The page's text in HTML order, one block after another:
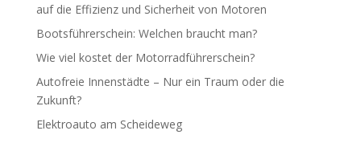
auf die Effizienz und Sicherheit von Motoren
Bootsführerschein: Welchen braucht man?
Wie viel kostet der Motorradführerschein?
Autofreie Innenstädte – Nur ein Traum oder die
Zukunft?
Elektroauto am Scheideweg